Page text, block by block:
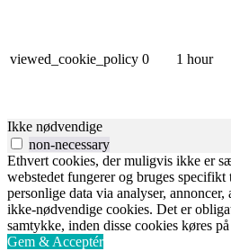
viewed_cookie_policy 0 1 hour
Ikke nødvendige
non-necessary
Ethvert cookies, der muligvis ikke er
webstedet fungerer og bruges specifikt
personlige data via analyser,
ikke-nødvendige cookies. Det er
samtykke, inden disse cookies køres
Gem & Acceptér